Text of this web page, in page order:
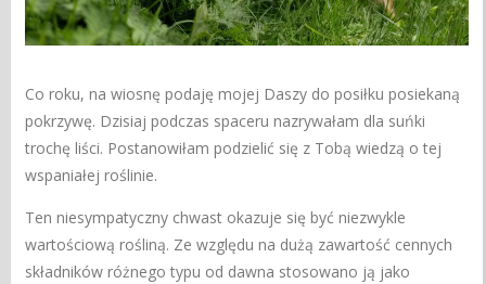
Co roku, na wiosnę podaję mojej Daszy do posiłku posiekaną
pokrzywę. Dzisiaj podczas spaceru nazrywałam dla suńki
trochę liści. Postanowiłam podzielić się z Tobą wiedzą o tej
wspaniałej roślinie.
Ten niesympatyczny chwast okazuje się być niezwykle
wartościową rośliną. Ze względu na dużą zawartość cennych
składników różnego typu od dawna stosowano ją jako